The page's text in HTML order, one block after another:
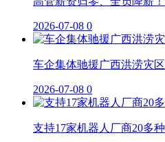
2026-07-08 0
车企集体驰援广西洪涝灾
2026-07-08 0
支持17家机器人厂商20多